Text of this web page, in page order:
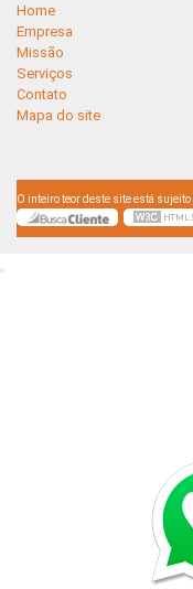
Home
Empresa
Missão
Serviços
Contato
Mapa do site
O inteiro teor deste site está